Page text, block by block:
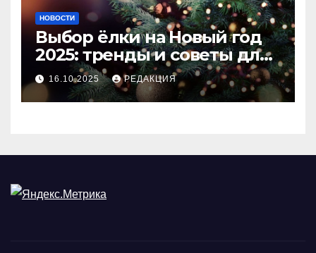
НОВОСТИ
Выбор ёлки на Новый год
2025: тренды и советы для
идеального праздника
16.10.2025 РЕДАКЦИЯ